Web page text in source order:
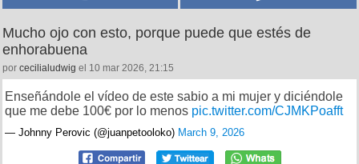
Mucho ojo con esto, porque puede que estés de
enhorabuena
porcecilialudwigel 10 mar 2026, 21:15
Enseñándole el vídeo de este sabio a mi mujer y diciéndole
que me debe 100€ por lo menos pic.twitter.com/CJMKPoafft